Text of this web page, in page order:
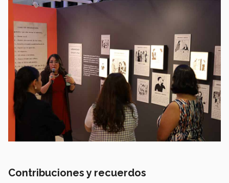
Contribuciones y recuerdos